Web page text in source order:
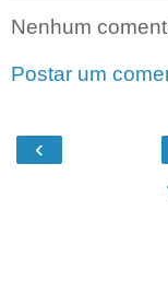
Nenhum
Postar um
‹